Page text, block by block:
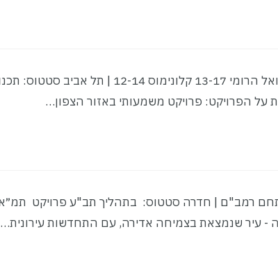
- עיר שנמצאת בצמיחה אדירה, עם התחדשות עירונית…